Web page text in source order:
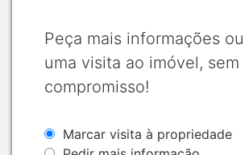
Peça mais informações ou
uma visita ao imóvel, sem
compromisso!
Marcar visita à propriedade